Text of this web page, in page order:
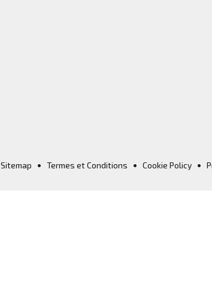
Sitemap • Termes et Conditions • Cookie Policy •